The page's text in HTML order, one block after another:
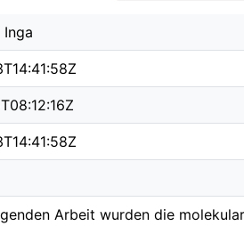
Inga
Arbeit wurden die